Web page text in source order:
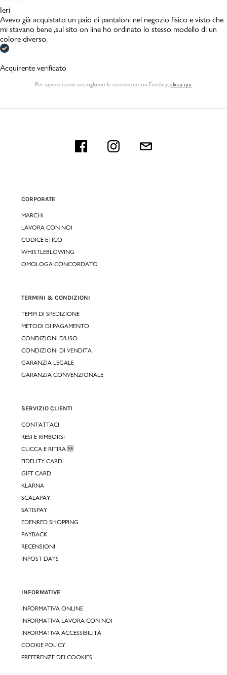
Ieri
Avevo già acquistato un paio di pantaloni nel negozio fisico e visto che
mi stavano bene ,sul sito on line ho ordinato lo stesso modello di un
colore diverso.
Acquirente verificato
Per sapere come raccogliamo le recensioni con Feedaty clicca qui.
CORPORATE
MARCHI
LAVORA CON NOI
CODICE ETICO
WHISTLEBLOWING
OMOLOGA CONCORDATO
TERMINI & CONDIZIONI
TEMPI DI SPEDIZIONE
METODI DI PAGAMENTO
CONDIZIONI D'USO
CONDIZIONI DI VENDITA
GARANZIA LEGALE
GARANZIA CONVENZIONALE
SERVIZIO CLIENTI
CONTATTACI
RESI E RIMBORSI
CLICCA E RITIRA 🆕
FIDELITY CARD
GIFT CARD
KLARNA
SCALAPAY
SATISPAY
EDENRED SHOPPING
PAYBACK
RECENSIONI
INPOST DAYS
INFORMATIVE
INFORMATIVA ONLINE
INFORMATIVA LAVORA CON NOI
INFORMATIVA ACCESSIBILITÀ
COOKIE POLICY
PREFERENZE DEI COOKIES